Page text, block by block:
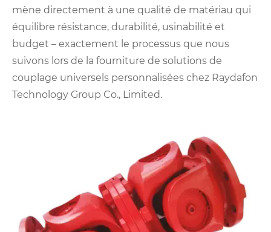
mène directement à une qualité de matériau qui
équilibre résistance, durabilité, usinabilité et
budget – exactement le processus que nous
suivons lors de la fourniture de solutions de
couplage universels personnalisées chez Raydafon
Technology Group Co., Limited.